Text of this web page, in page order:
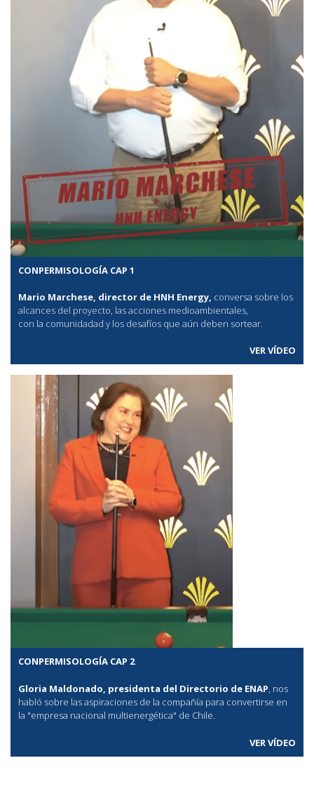
CONPERMISOLOGÍA CAP 1
Mario Marchese, director de HNH Energy, conversa sobre los
alcances del proyecto, las acciones medioambientales,
con la comunidadad y los desafíos que aún deben sortear.
VER VÍDEO
CONPERMISOLOGÍA CAP 2
Gloria Maldonado, presidenta del Directorio de ENAP, nos
habló sobre las aspiraciones de la compañía para convertirse en
la "empresa nacional multienergética" de Chile.
VER VÍDEO